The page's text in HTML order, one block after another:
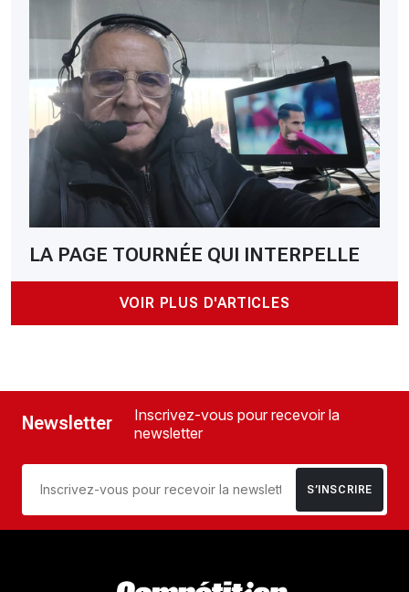
LA PAGE TOURNÉE QUI INTERPELLE
VOIR PLUS D'ARTICLES
Newsletter
Inscrivez-vous pour recevoir la
newsletter
S’INSCRIRE